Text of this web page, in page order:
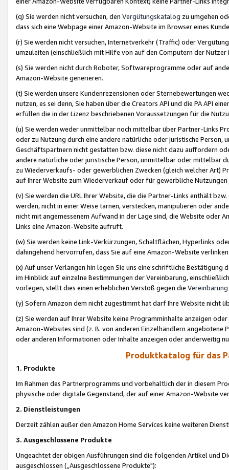
(q) Sie werden nicht versuchen, den Vergütungskatalog zu umgehen
dass sich eine Webpage einer Amazon-Website im Browser eines
(r) Sie werden nicht versuchen, Internetverkehr (Traffic) oder
umzuleiten (einschließlich mit Hilfe von auf den Computern der
(s) Sie werden nicht durch Roboter, Softwareprogramme oder auf
Amazon-Website generieren.
(t) Sie werden unsere Kundenrezensionen oder Sternebewertungen
nutzen, es sei denn, Sie haben über die Creators API und die PA API
erfüllen die in der Lizenz beschriebenen Voraussetzungen für die
(u) Sie werden weder unmittelbar noch mittelbar über Partner-Links
oder zu Nutzung durch eine andere natürliche oder juristische
Geschäftspartnern nicht gestatten bzw. diese nicht dazu auffordern
andere natürliche oder juristische Person, unmittelbar oder mittelbar
zu Wiederverkaufs- oder gewerblichen Zwecken (gleich welcher Art)
auf Ihrer Website zum Wiederverkauf oder für gewerbliche
(v) Sie werden die URL Ihrer Website, die die Partner-Links enthält
werden, nicht in einer Weise tarnen, verstecken, manipulieren oder
nicht mit angemessenem Aufwand in der Lage sind, die Website oder
Links eine Amazon-Website aufruft.
(w) Sie werden keine Link-Verkürzungen, Schaltflächen, Hyperlinks
dahingehend hervorrufen, dass Sie auf eine Amazon-Website
(x) Auf unser Verlangen hin legen Sie uns eine schriftliche
im Hinblick auf einzelne Bestimmungen der Vereinbarung,
vorlegen, stellt dies einen erheblichen Verstoß gegen die Vereinbarung
(y) Sofern Amazon dem nicht zugestimmt hat darf Ihre Website nicht
(z) Sie werden auf Ihrer Website keine Programminhalte anzeigen
Amazon-Websites sind (z. B. von anderen Einzelhändlern
oder anderen Informationen oder Inhalte anzeigen oder anderweitig
Produktkatalog für das
1. Produkte
Im Rahmen des Partnerprogramms und vorbehaltlich der in diesem
physische oder digitale Gegenstand, der auf einer Amazon-Website
2. Dienstleistungen
Derzeit zählen außer den Amazon Home Services keine weiteren
3. Ausgeschlossene Produkte
Ungeachtet der obigen Ausführungen sind die folgenden Artikel und
ausgeschlossen („Ausgeschlossene Produkte"):